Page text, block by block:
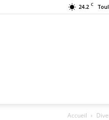
24.2 C
Accueil